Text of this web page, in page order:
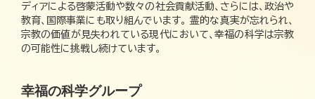
ディアによる啓蒙活動や数々の社会貢献活動、さらには、政治や
教育、国際事業にも取り組んでいます。 霊的な真実が忘れられ、
宗教の価値が見失われている現代において、幸福の科学は宗教
の可能性に挑戦し続けています。
幸福の科学グループ